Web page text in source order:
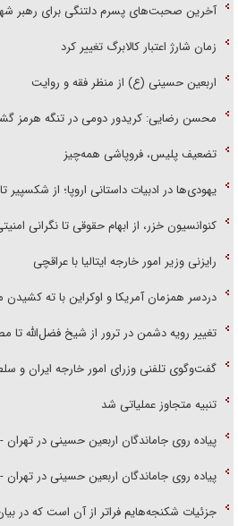
آخرین صحبت‌های پسرم دلتنگی برای رهبر
زمان شارژ اعتبار کالابرگ تغییر کرد
اربعین حسینی (ع) از منظر فقه و روایت
محسن رضایی: کریدور دومی در تنگه هرمز
تضعیف پلیس، فروپاشی همه‌چیز
یهودی‌ها در ادبیات داستانی اروپا؛ از شکسپیر
کنوانسیون خزر، از ابهام حقوقی تا نگرانی
رایزنی وزیر امور خارجه ایتالیا با عراقچی
دردسر همزمان آمریکا و اوکراین با ته
تغییر رویه دشمن در ترور از شیخ فضل‌الله تا
گفت‌وگوی تلفنی وزرای امور خارجه ایران و
تنبیه متجاوز عملیاتی شد
پیاده روی جاماندگان اربعین حسینی در تهران - ۲
پیاده روی جاماندگان اربعین حسینی در تهران - ۱
جزئیات شکنجه‌هایم فراتر از آن است که در